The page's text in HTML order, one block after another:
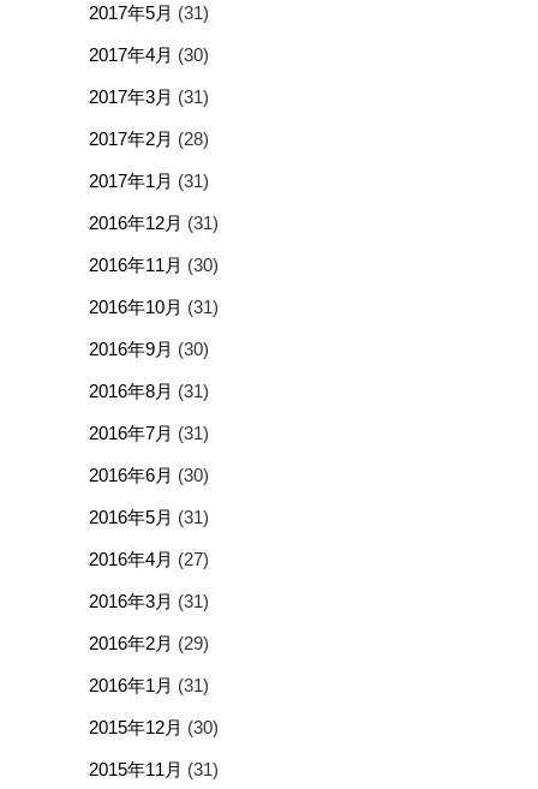
2017年5月 (31)
2017年4月 (30)
2017年3月 (31)
2017年2月 (28)
2017年1月 (31)
2016年12月 (31)
2016年11月 (30)
2016年10月 (31)
2016年9月 (30)
2016年8月 (31)
2016年7月 (31)
2016年6月 (30)
2016年5月 (31)
2016年4月 (27)
2016年3月 (31)
2016年2月 (29)
2016年1月 (31)
2015年12月 (30)
2015年11月 (31)